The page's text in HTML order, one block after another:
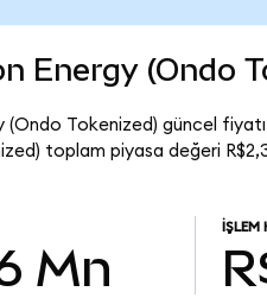
Energy (Ondo
Tokenized) güncel fiyatı
toplam piyasa değeri
Mn
İŞLEM